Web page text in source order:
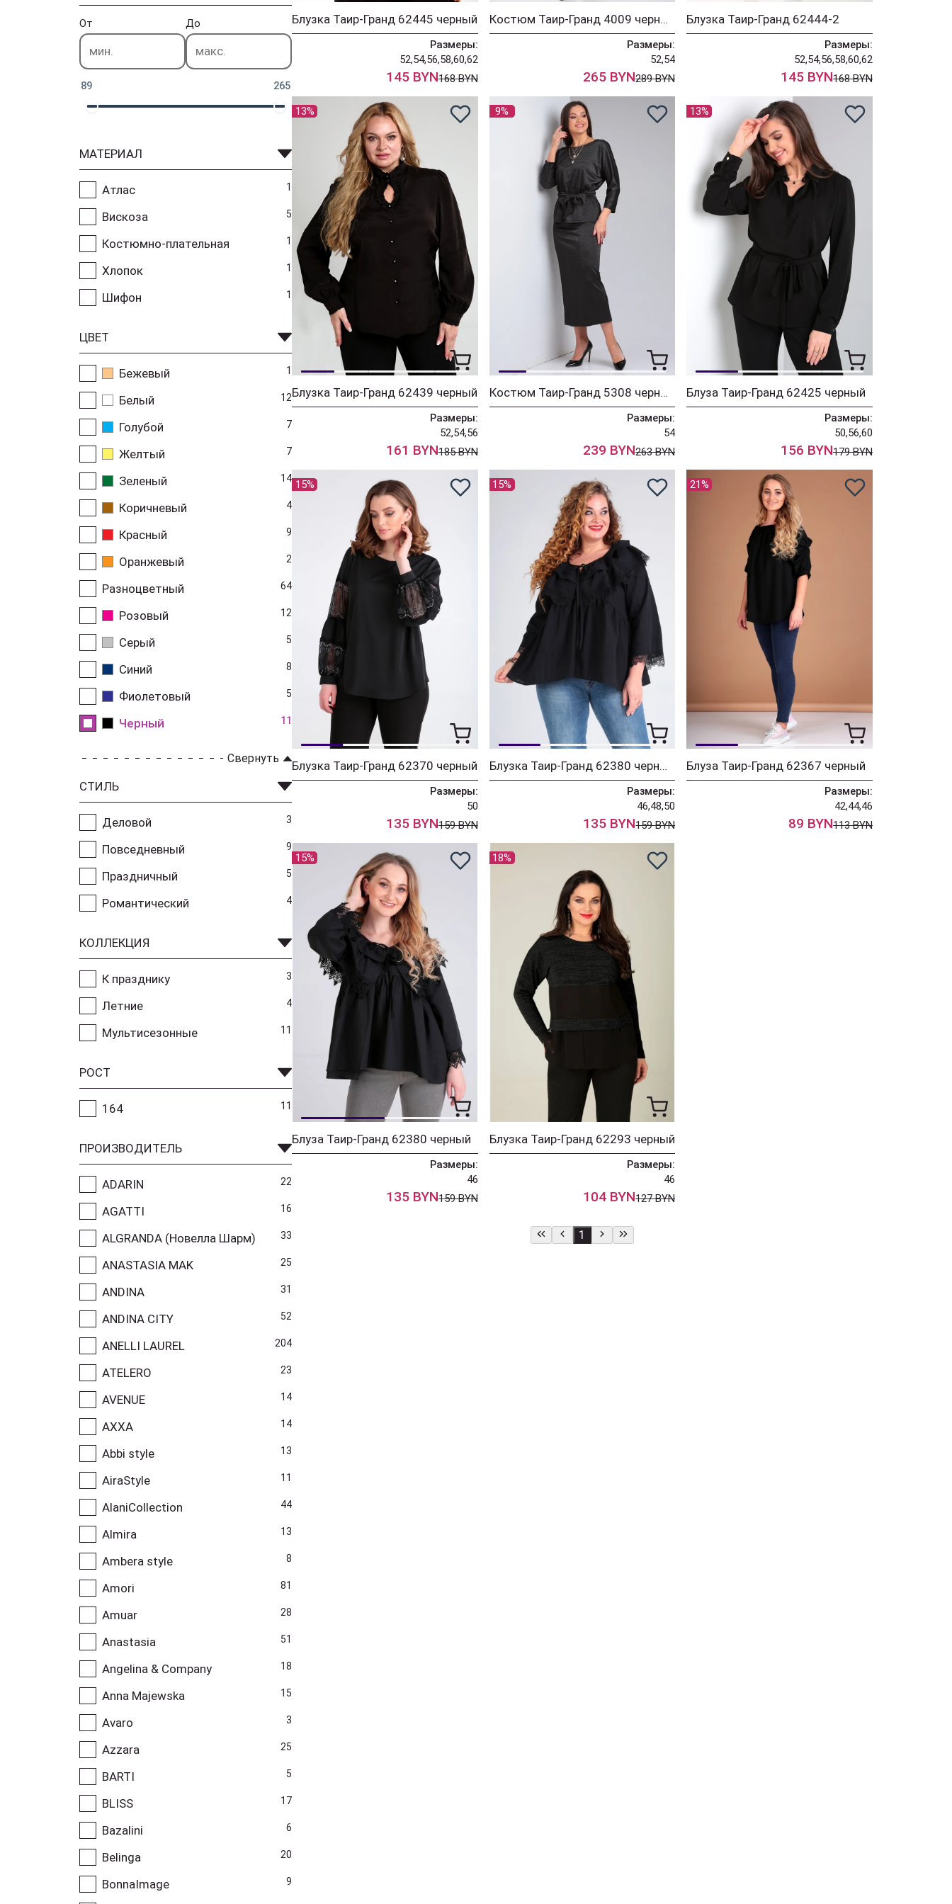
От До
89 265
МАТЕРИАЛ
Атлас 1
Вискоза 5
Костюмно-плательная 1
Хлопок 1
Шифон 1
ЦВЕТ
Бежевый 1
Белый 12
Голубой 7
Желтый 7
Зеленый 14
Коричневый 4
Красный 9
Оранжевый 2
Разноцветный 64
Розовый 12
Серый 5
Синий 8
Фиолетовый 5
Черный 11
Свернуть
СТИЛЬ
Деловой 3
Повседневный 9
Праздничный 5
Романтический 4
КОЛЛЕКЦИЯ
К празднику 3
Летние 4
Мультисезонные 11
РОСТ
164 11
ПРОИЗВОДИТЕЛЬ
ADARIN 22
AGATTI 16
ALGRANDA (Новелла Шарм) 33
ANASTASIA MAK 25
ANDINA 31
ANDINA CITY 52
ANELLI LAUREL 204
ATELERO 23
AVENUE 14
AXXA 14
Abbi style 13
AiraStyle 11
AlaniCollection 44
Almira 13
Ambera style 8
Amori 81
Amuar 28
Anastasia 51
Angelina & Company 18
Anna Majewska 15
Avaro 3
Azzara 25
BARTI 5
BLISS 17
Bazalini 6
Belinga 20
BonnaImage 9
Блузка Таир-Гранд 62445 черный
Размеры:
52,54,56,58,60,62
145 BYN168 BYN
Костюм Таир-Гранд 4009 черный
Размеры:
52,54
265 BYN289 BYN
Блузка Таир-Гранд 62444-2
Размеры:
52,54,56,58,60,62
145 BYN168 BYN
13%
Блузка Таир-Гранд 62439 черный
Размеры:
52,54,56
161 BYN185 BYN
9%
Костюм Таир-Гранд 5308 черный
Размеры:
54
239 BYN263 BYN
13%
Блуза Таир-Гранд 62425 черный
Размеры:
50,56,60
156 BYN179 BYN
15%
Блузка Таир-Гранд 62370 черный
Размеры:
50
135 BYN159 BYN
15%
Блузка Таир-Гранд 62380 черный полоска
Размеры:
46,48,50
135 BYN159 BYN
21%
Блуза Таир-Гранд 62367 черный
Размеры:
42,44,46
89 BYN113 BYN
15%
Блуза Таир-Гранд 62380 черный
Размеры:
46
135 BYN159 BYN
18%
Блузка Таир-Гранд 62293 черный
Размеры:
46
104 BYN127 BYN
1